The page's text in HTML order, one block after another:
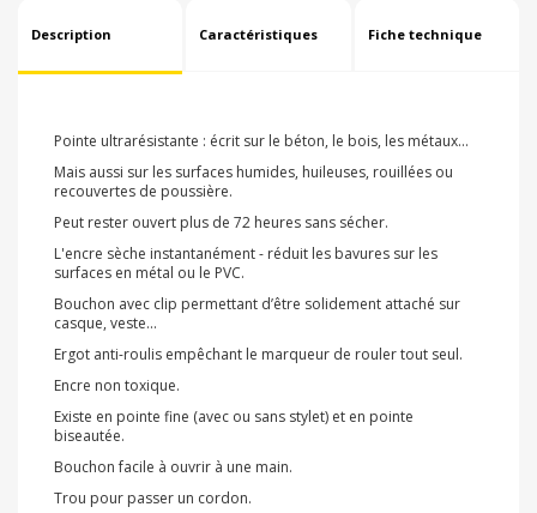
Description Caractéristiques Fiche technique
Pointe ultrarésistante : écrit sur le béton, le bois, les métaux...
Mais aussi sur les surfaces humides, huileuses, rouillées ou
recouvertes de poussière.
Peut rester ouvert plus de 72 heures sans sécher.
L'encre sèche instantanément - réduit les bavures sur les
surfaces en métal ou le PVC.
Bouchon avec clip permettant d’être solidement attaché sur
casque, veste...
Ergot anti-roulis empêchant le marqueur de rouler tout seul.
Encre non toxique.
Existe en pointe fine (avec ou sans stylet) et en pointe
biseautée.
Bouchon facile à ouvrir à une main.
Trou pour passer un cordon.